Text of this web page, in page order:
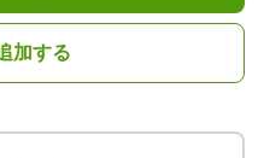
加する